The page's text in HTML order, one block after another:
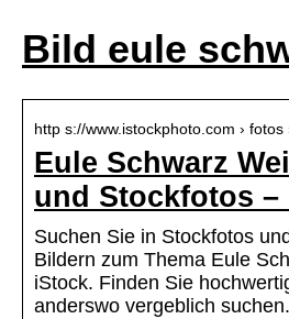
Bild eule
http s://www.istockphoto.com ›
Eule Schwarz
und Stockfotos –
Suchen Sie in Stockfotos
Bildern zum Thema Eule
iStock. Finden Sie
anderswo vergeblich suchen.